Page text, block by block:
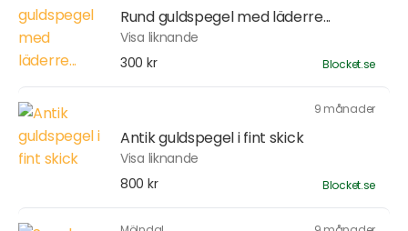
Rund guldspegel med läderre...
Visa liknande
300 kr
Blocket.se
9 månader
Antik guldspegel i fint skick
Visa liknande
800 kr
Blocket.se